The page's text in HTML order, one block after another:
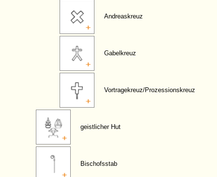
Andreaskreuz
Gabelkreuz
Vortragekreuz/Prozessionskreuz
geistlicher Hut
Bischofsstab